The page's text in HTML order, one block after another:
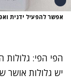
אפשר להפעיל ידנית
הפי הפי:
יש גלולות אושר